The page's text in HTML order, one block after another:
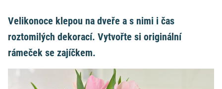
Velikonoce klepou na dveře a s nimi i čas
roztomilých dekorací. Vytvořte si originální
rámeček se zajíčkem.